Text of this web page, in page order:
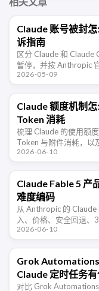
Claude 账号被封
诉指南
区分 Claude 和 Claude
暂停，并按 Anthropic
2026-05-09
Claude 额度机制
Token 消耗
梳理 Claude 的使用额
Token 与附件消耗，以
2026-06-10
Claude Fable 5 产
难度编码
从 Anthropic 的
入、价格、安全回退、
2026-06-10
Grok Automations
Claude 定时任务有
对比 Grok